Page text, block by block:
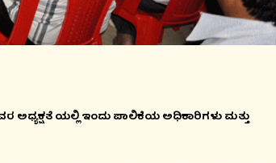
ಯಲ್ಲಿ ಇಂದು ಪಾಲಿಕೆಯ ಅಧಿಕಾರಿಗಳು ಮತ್ತು